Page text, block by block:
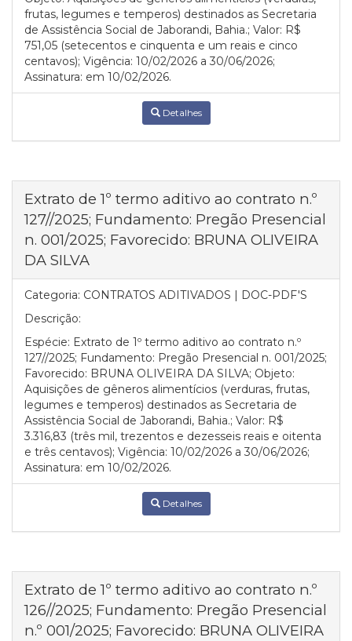
frutas, legumes e temperos) destinados as Secretaria
de Assistência Social de Jaborandi, Bahia.; Valor: R$
751,05 (setecentos e cinquenta e um reais e cinco
centavos); Vigência: 10/02/2026 a 30/06/2026;
Assinatura: em 10/02/2026.
Detalhes
Extrato de 1º termo aditivo ao contrato n.º
127//2025; Fundamento: Pregão Presencial
n. 001/2025; Favorecido: BRUNA OLIVEIRA
DA SILVA
Categoria: CONTRATOS ADITIVADOS | DOC-PDF'S
Descrição:
Espécie: Extrato de 1º termo aditivo ao contrato n.º
127//2025; Fundamento: Pregão Presencial n. 001/2025;
Favorecido: BRUNA OLIVEIRA DA SILVA; Objeto:
Aquisições de gêneros alimentícios (verduras, frutas,
legumes e temperos) destinados as Secretaria de
Assistência Social de Jaborandi, Bahia.; Valor: R$
3.316,83 (três mil, trezentos e dezesseis reais e oitenta
e três centavos); Vigência: 10/02/2026 a 30/06/2026;
Assinatura: em 10/02/2026.
Detalhes
Extrato de 1º termo aditivo ao contrato n.º
126//2025; Fundamento: Pregão Presencial
n.º 001/2025; Favorecido: BRUNA OLIVEIRA